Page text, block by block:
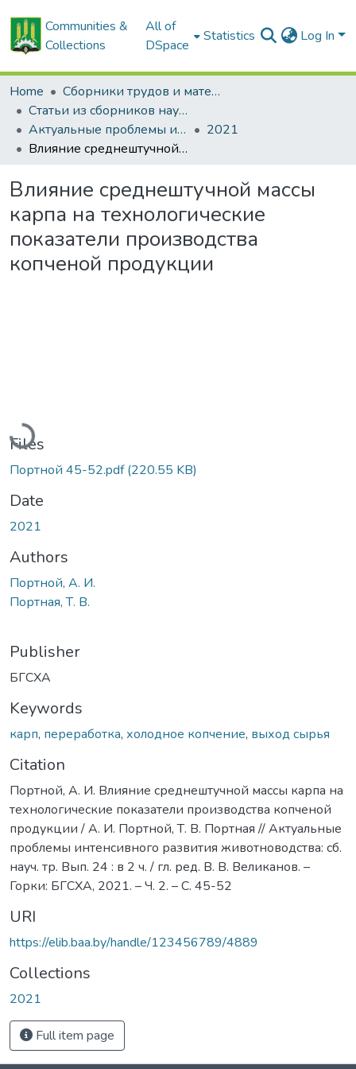
Communities &
Collections
All of
DSpace
Statistics Log In
Home
Сборники трудов и материалов конференций
Статьи из сборников научных трудов
Актуальные проблемы интенсивного развития животноводства: сб. науч. тр.
2021
Влияние среднештучной массы карпа на технологические показатели производства копченой продукции
Влияние среднештучной массы
карпа на технологические
показатели производства
копченой продукции
Loading...
Files
Портной 45-52.pdf(220.55 KB)
Date
2021
Authors
Портной, А. И.
Портная, Т. В.
Publisher
БГСХА
Keywords
карп, переработка, холодное копчение, выход сырья
Citation
Портной, А. И. Влияние среднештучной массы карпа на
технологические показатели производства копченой
продукции / А. И. Портной, Т. В. Портная // Актуальные
проблемы интенсивного развития животноводства: сб.
науч. тр. Вып. 24 : в 2 ч. / гл. ред. В. В. Великанов. –
Горки: БГСХА, 2021. – Ч. 2. – С. 45-52
URI
https://elib.baa.by/handle/123456789/4889
Collections
2021
Full item page